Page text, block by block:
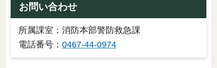
お問い合わせ
所属課室：消防本部警防救急課
電話番号： 0467-44-0974